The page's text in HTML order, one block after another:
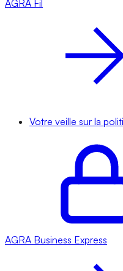
AGRA Fil
Votre veille sur la
AGRA Business Express